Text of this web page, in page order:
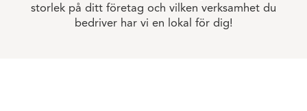
storlek på ditt företag och vilken verksamhet du
bedriver har vi en lokal för dig!